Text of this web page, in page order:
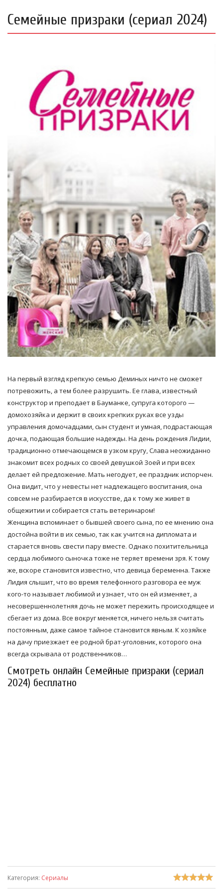
Семейные призраки (сериал 2024)
На первый взгляд крепкую семью Деминых ничто не сможет
потревожить, а тем более разрушить. Ее глава, известный
конструктор и преподает в Бауманке, супруга которого —
домохозяйка и держит в своих крепких руках все узды
управления домочадцами, сын студент и умная, подрастающая
дочка, подающая большие надежды. На день рождения Лидии,
традиционно отмечающемся в узком кругу, Слава неожиданно
знакомит всех родных со своей девушкой Зоей и при всех
делает ей предложение. Мать негодует, ее праздник испорчен.
Она видит, что у невесты нет надлежащего воспитания, она
совсем не разбирается в искусстве, да к тому же живет в
общежитии и собирается стать ветеринаром!
Женщина вспоминает о бывшей своего сына, по ее мнению она
достойна войти в их семью, так как учится на дипломата и
старается вновь свести пару вместе. Однако похитительница
сердца любимого сыночка тоже не теряет времени зря. К тому
же, вскоре становится известно, что девица беременна. Также
Лидия слышит, что во время телефонного разговора ее муж
кого-то называет любимой и узнает, что он ей изменяет, а
несовершеннолетняя дочь не может пережить происходящее и
сбегает из дома. Все вокруг меняется, ничего нельзя считать
постоянным, даже самое тайное становится явным. К хозяйке
на дачу приезжает ее родной брат-уголовник, которого она
всегда скрывала от родственников…
Смотреть онлайн Семейные призраки (сериал
2024) бесплатно
Категория: Сериалы